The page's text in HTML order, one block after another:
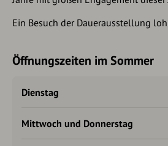
Ein Besuch der Dauerausstellung
Öffnungszeiten im Sommer
Dienstag
Mittwoch und Donnerstag